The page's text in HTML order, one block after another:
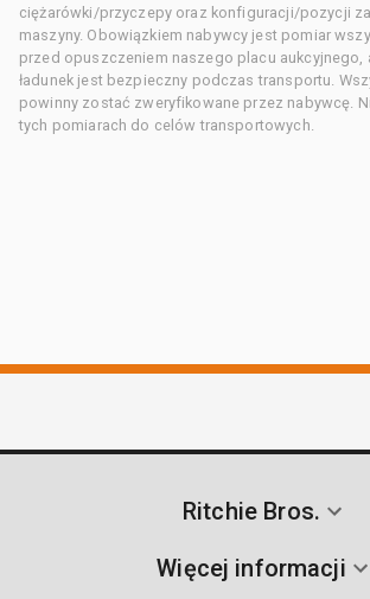
ciężarówki/przyczepy oraz konfiguracji/pozycji
maszyny. Obowiązkiem nabywcy jest pomiar
przed opuszczeniem naszego placu aukcyjnego,
ładunek jest bezpieczny podczas transportu.
powinny zostać zweryfikowane przez nabywcę.
tych pomiarach do celów transportowych.
Ritchie Bros.
Więcej informacji